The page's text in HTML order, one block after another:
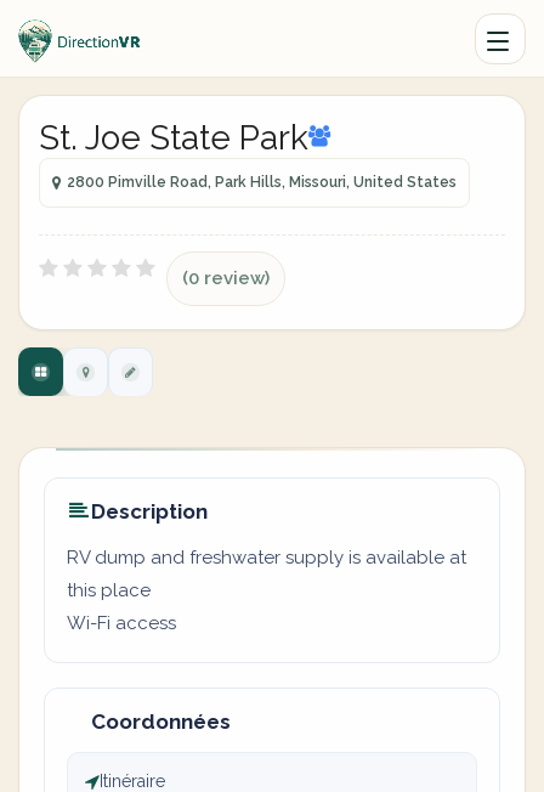
St. Joe State Park
2800 Pimville Road, Park Hills, Missouri, United States
(0 review)
Description
RV dump and freshwater supply is available at
this place
Wi-Fi access
Coordonnées
Itinéraire